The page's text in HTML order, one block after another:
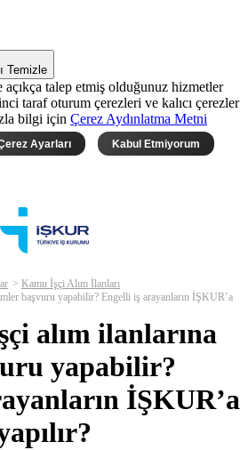
Temizle
talep etmiş olduğunuz hizmetler
taraf oturum çerezleri ve kalıcı çerezler
bilgi için Çerez Aydınlatma Metni
Ayarları Kabul Etmiyorum
Kamu İşçi Alım İlanları
başvuru yapabilir? Engelli iş arayanların İŞKUR’a
alım ilanlarına
yapabilir?
İŞKUR’a